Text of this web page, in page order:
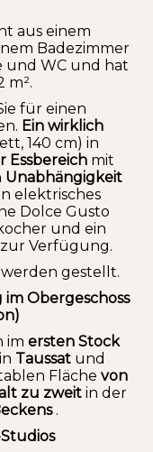
aus einem
Badezimmer
und WC und hat
m².
für einen
Ein wirklich
140 cm) in
Essbereichmit
Unabhängigkeit
elektrisches
Dolce Gusto
und ein
Verfügung.
gestellt.
im Obergeschoss
im ersten Stock
Taussatund
Fläche von
zu zweitin der
.